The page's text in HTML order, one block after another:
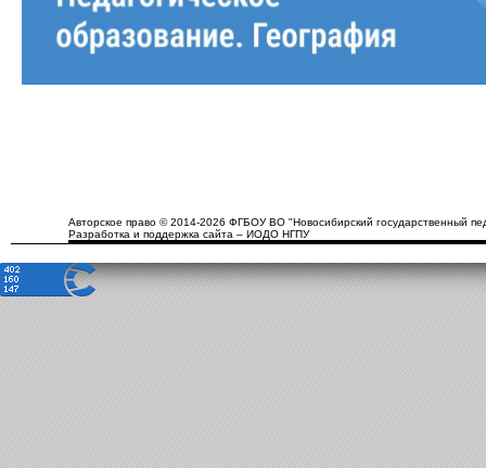
Авторское право © 2014-2026 ФГБОУ ВО "Новосибирский государственный
Разработка и поддержка сайта – ИОДО НГПУ